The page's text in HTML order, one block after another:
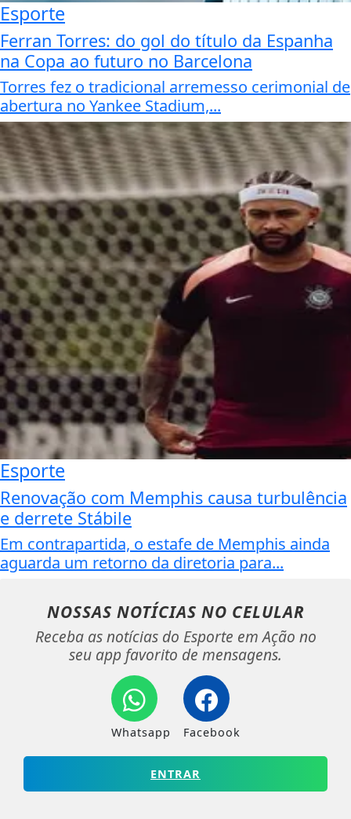
Esporte
Ferran Torres: do gol do título da Espanha
na Copa ao futuro no Barcelona
Torres fez o tradicional arremesso cerimonial de
abertura no Yankee Stadium,...
Esporte
Renovação com Memphis causa turbulência
e derrete Stábile
Em contrapartida, o estafe de Memphis ainda
aguarda um retorno da diretoria para...
NOSSAS NOTÍCIAS NO CELULAR
Receba as notícias do Esporte em Ação no
seu app favorito de mensagens.
Whatsapp Facebook
ENTRAR